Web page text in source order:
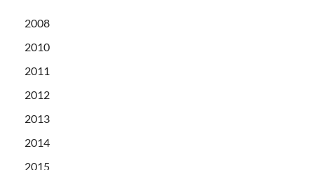
2008
2010
2011
2012
2013
2014
2015